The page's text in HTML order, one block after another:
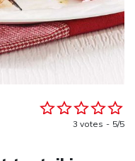
3 votes 5/5